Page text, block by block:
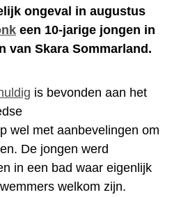
ongeval in augustus
een 10-jarige jongen in
van Skara Sommarland.
is bevonden aan het
wel met aanbevelingen om
De jongen werd
in een bad waar eigenlijk
welkom zijn.